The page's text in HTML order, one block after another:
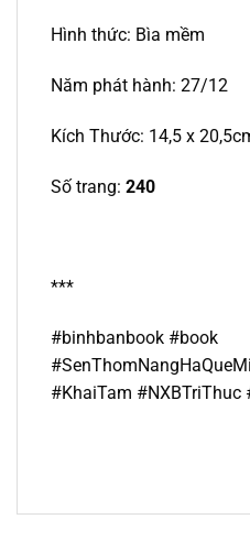
Hình thức: Bìa mềm
Năm phát hành: 27/12
Kích Thước: 14,5 x
Số trang: 240
***
#binhbanbook #book
#KhaiTam #NXBTriThuc